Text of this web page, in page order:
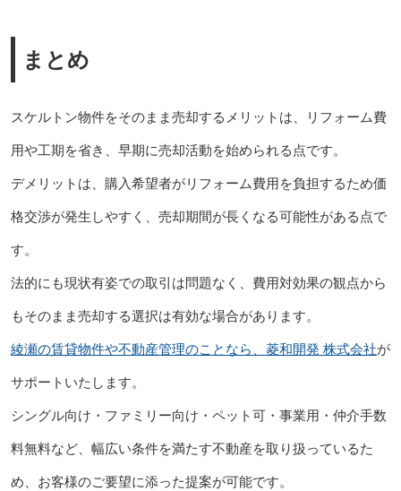
まとめ
スケルトン物件をそのまま売却するメリットは、リフォーム費
用や工期を省き、早期に売却活動を始められる点です。
デメリットは、購入希望者がリフォーム費用を負担するため価
格交渉が発生しやすく、売却期間が長くなる可能性がある点で
す。
法的にも現状有姿での取引は問題なく、費用対効果の観点から
もそのまま売却する選択は有効な場合があります。
綾瀬の賃貸物件や不動産管理のことなら、菱和開発 株式会社が
サポートいたします。
シングル向け・ファミリー向け・ペット可・事業用・仲介手数
料無料など、幅広い条件を満たす不動産を取り扱っているた
め、お客様のご要望に添った提案が可能です。